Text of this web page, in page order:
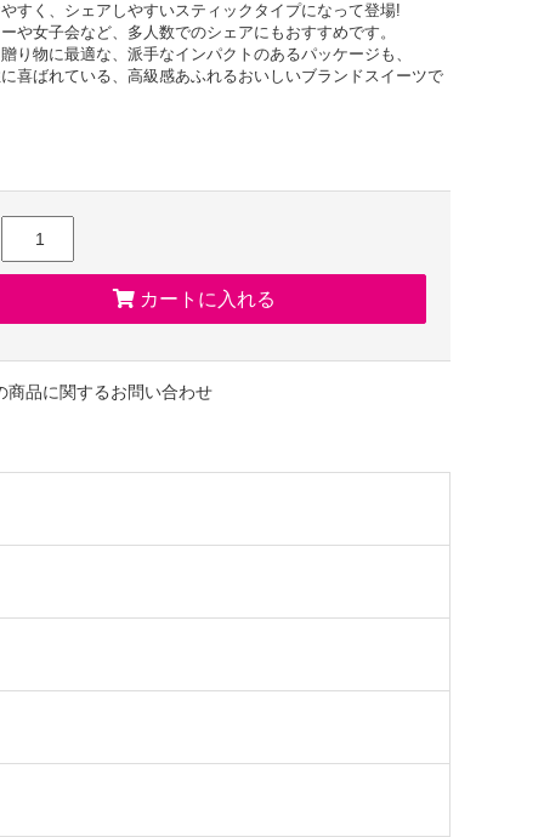
すく、シェアしやすいスティックタイプになって登場!
や女子会など、多人数でのシェアにもおすすめです。
り物に最適な、派手なインパクトのあるパッケージも、
喜ばれている、高級感あふれるおいしいブランドスイーツで
しっとりふわふわ美味しい食感のバウムクーヘンに
産カソナード(赤砂糖)を丁寧にキャラメリゼしました。
メープルシロップでお好みの味わいにアレンジ!
状のアメのパリパリ食感と年輪のないバウムのしっとりふわふ
お楽しみください。
だったバウムクーヘンと合わせたらどうなる?
自分へのご褒美でのご利用も人気です。
カートに入れる
商品に関するお問い合わせ